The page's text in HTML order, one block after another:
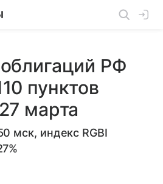
РФ
пунктов
марта
мск, индекс RGBI